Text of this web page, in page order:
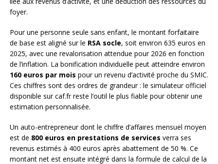
foyer.
Pour une personne seule sans enfant, le montant forfaitaire
de base est aligné sur le RSA socle, soit environ 635 euros en
2025, avec une revalorisation attendue pour 2026 en fonction
de l’inflation. La bonification individuelle peut atteindre environ
160 euros par mois pour un revenu d’activité proche du SMIC.
Ces chiffres sont des ordres de grandeur : le simulateur officiel
disponible sur caf.fr reste l’outil le plus fiable pour obtenir une
estimation personnalisée.
Un auto-entrepreneur dont le chiffre d’affaires mensuel moyen
est de 800 euros en prestations de services verra ses
revenus estimés à 400 euros après abattement de 50 %. Ce
montant net est ensuite intégré dans la formule de calcul de la